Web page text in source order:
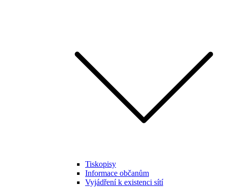
Tiskopisy
Informace občanům
Vyjádření k existenci sítí